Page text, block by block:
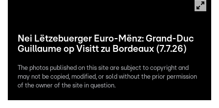
Nei Lëtzebuerger Euro-Mënz: Grand-Duc
Guillaume op Visitt zu Bordeaux (7.7.26)
The photos published on this site are subject to copyright and
may not be copied, modified, or sold without the prior permission
of the owner of the site in question.